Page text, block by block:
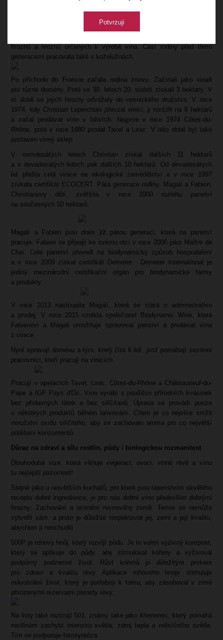
do Francie kvůli hospodářské krizi, která postihla Itálii ve 20. letech
hroznů a hroznů určených k výrobě vína. Část rodiny před třemi
generacemi pracovala také v koželužnách.
Po příchodu do Francie začala rodina znovu. Začínali jako vinaři
pro různé domény. Poté ve 30. letech 20. století získali 3 hektary. V
té době se jejich hrozny odvážely do vesnického družstva. V roce
1974, kdy Christian Leperchois převzal vinici, ji rozšířil na 9 hektarů
a začal prodávat víno v lahvích. Nejprve v roce 1974 Côtes-du-
Rhône, poté v roce 1980 prodal Tavel a Lirac. V této době byl také
postaven vinný sklep.
V osmdesátých letech Christian získal dalších 11 hektarů
a v devadesátých letech pak dalších 10 hektarů. Od devadesátých
let přešla celá vinice na ekologické zemědělství a v roce 1997
získala certifikát ECOCERT. Pátá generace rodiny, Magali a Fabien,
Christianovy děti, zvětšila v roce 2000 rozlohu panství
na současných 50 hektarů.
Magali a Fabien jsou dnes již pátou generací, která na panství
pracuje. Fabien se připojil ke svému otci v roce 2006 jako Maître de
Chai. Celé panství převedl na biodynamický způsob hospodaření
a v roce 2009 získal certifikát Demeter. Demeter International je
jediný mezinárodní certifikační orgán pro biodynamické farmy
a produkty.
V roce 2013 nastoupila Magali, která se stará o administrativu
a prodej. V roce 2015 vznikla společnost Biodynamic Wine, která
Fabienovi a Magali umožňuje spravovat panství a prodávat vína
z vinice.
Nyní spravují doménu a tým, který čítá 6 lidí, jimž pomáhají sezónní
pracovníci, kteří pracují na vinicích.
Pracují v apelacích Tavel, Lirac, Côtes-du-Rhône a Châteauneuf-du-
Pape a IGP Pays d'Oc. Víno vyrábí s použitím přírodních kvasinek
bez přídavných látek a bez siřičitanů. Úprava se provádí pouze
u některých produktů během lahvování. Cílem je co nejvíce snížit
množství oxidu siřičitého, aby se zachovalo aroma pro co největší
potěšení konzumentů.
Důraz na zdraví a sílu rostlin, půdy i biologickou rozmanitost
Dlouhodobá vize, která věnuje vegetaci, ovoci, vinné révě a vínu
tu nejlepší pozornost!
Stejně jako u největších kuchařů, pro které jsou tajemstvím skvělého
receptu dobré ingredience, je pro nás dobré víno především dobrými
hrozny; Zachování a ocenění rovnováhy země. Terroir se nemůže
vytvořit sám, a proto je důležité respektovat jej, zemi a její kvalitu,
abychom ji neochudili.
500P je rohový hnůj, který rozvíjí půdu. Je to velmi výživný kompost,
který se aplikuje do půdy, aby stimuloval kořeny a vyživoval
podpůrný podzemní život. Růst kořenů je důležitým prvkem
pro zdraví a kvalitu révy. Aplikace rohového hnoje stimuluje
mikrobiální život, který je potřebný k tomu, aby zásoboval v zimě
přirozenými rezervami porosty révy;
Na listy také roztírají 501, známý také jako křemenec, který pomáhá
rostlinám zachytit intenzitu světla, zdroj tepla a měsíčního světla.
Tím se podporuje fotosyntéza.
Potvrzuji